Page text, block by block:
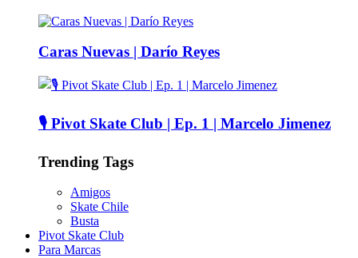
Caras Nuevas | Darío Reyes
🎙️ Pivot Skate Club | Ep. 1 | Marcelo Jimenez
Trending Tags
Amigos
Skate Chile
Busta
Pivot Skate Club
Para Marcas